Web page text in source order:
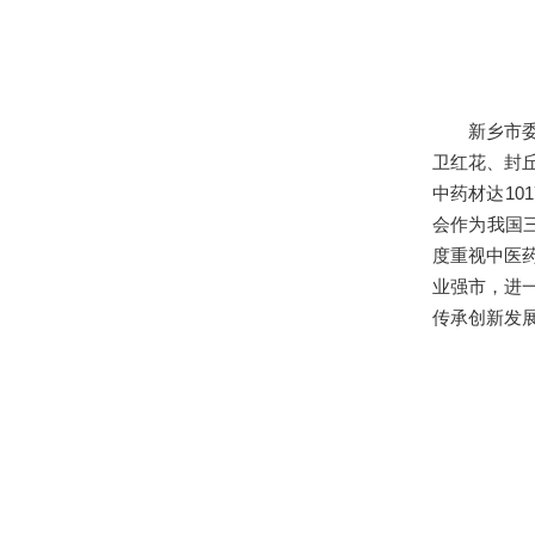
新乡市委
卫红花、封
中药材达
会作为我国
度重视中医
业强市，进
传承创新发